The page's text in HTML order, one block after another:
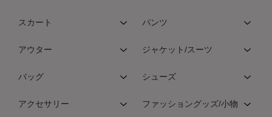
スカート パンツ
アウター ジャケット/スーツ
バッグ シューズ
アクセサリー ファッショングッズ/小物